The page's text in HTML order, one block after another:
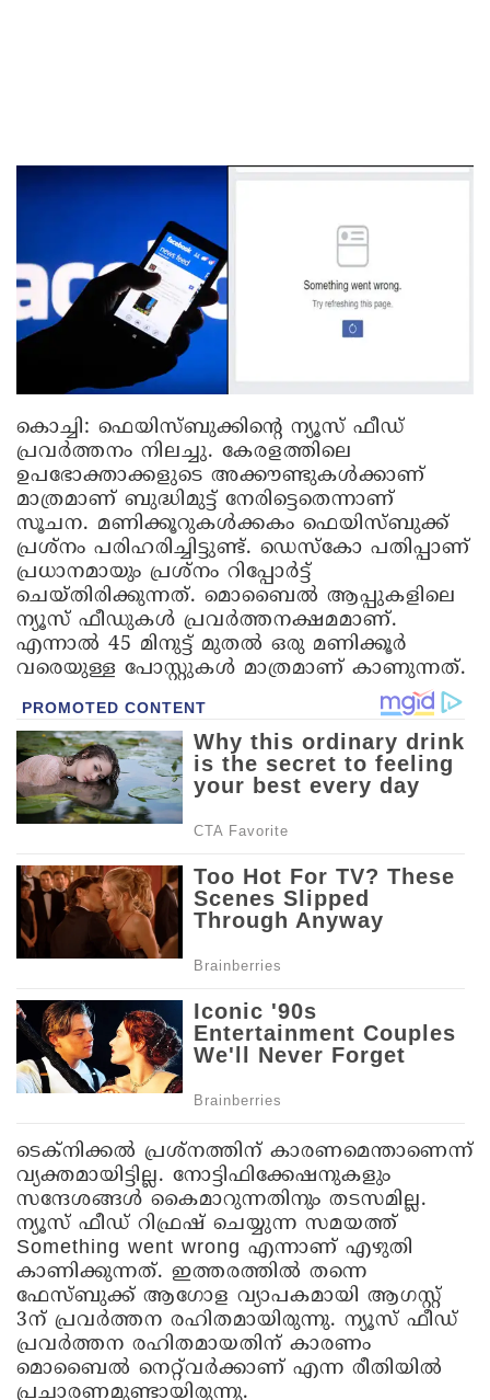
കൊച്ചി: ഫെയിസ്ബുക്കിന്റെ ന്യൂസ് ഫീഡ്
പ്രവര്‍ത്തനം നിലച്ചു. കേരളത്തിലെ
ഉപഭോക്താക്കളുടെ അക്കൗണ്ടുകള്‍ക്കാണ്
മാത്രമാണ് ബുദ്ധിമുട്ട് നേരിട്ടെതെന്നാണ്
സൂചന. മണിക്കൂറുകള്‍ക്കകം ഫെയിസ്ബുക്ക്
പ്രശ്‌നം പരിഹരിച്ചിട്ടുണ്ട്. ഡെസ്‌കോ പതിപ്പാണ്
പ്രധാനമായും പ്രശ്‌നം റിപ്പോര്‍ട്ട്
ചെയ്തിരിക്കുന്നത്. മൊബൈല്‍ ആപ്പുകളിലെ
ന്യൂസ് ഫീഡുകള്‍ പ്രവര്‍ത്തനക്ഷമമാണ്.
എന്നാല്‍ 45 മിനുട്ട് മുതല്‍ ഒരു മണിക്കൂര്‍
വരെയുള്ള പോസ്റ്റുകള്‍ മാത്രമാണ് കാണുന്നത്.
ടെക്‌നിക്കല്‍ പ്രശ്‌നത്തിന് കാരണമെന്താണെന്ന്
വ്യക്തമായിട്ടില്ല. നോട്ടിഫിക്കേഷനുകളും
സന്ദേശങ്ങള്‍ കൈമാറുന്നതിനും തടസമില്ല.
ന്യൂസ് ഫീഡ് റിഫ്രഷ് ചെയ്യുന്ന സമയത്ത്
Something went wrong എന്നാണ് എഴുതി
കാണിക്കുന്നത്. ഇത്തരത്തില്‍ തന്നെ
ഫേസ്ബുക്ക് ആഗോള വ്യാപകമായി ആഗസ്റ്റ്
3ന് പ്രവര്‍ത്തന രഹിതമായിരുന്നു. ന്യൂസ് ഫീഡ്
പ്രവര്‍ത്തന രഹിതമായതിന് കാരണം
മൊബൈല്‍ നെറ്റ്‌വര്‍ക്കാണ് എന്ന രീതിയില്‍
പ്രചാരണമുണ്ടായിരുന്നു.